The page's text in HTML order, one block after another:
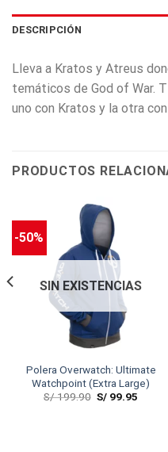
DESCRIPCIÓN
Lleva a Kratos y Atreus
temáticos de God of War.
uno con Kratos y la otra
PRODUCTOS
-50%
SIN EXISTENCIAS
Polera Overwatch: Ultimate
Watchpoint (Extra Large)
S/199.90 S/ 99.95